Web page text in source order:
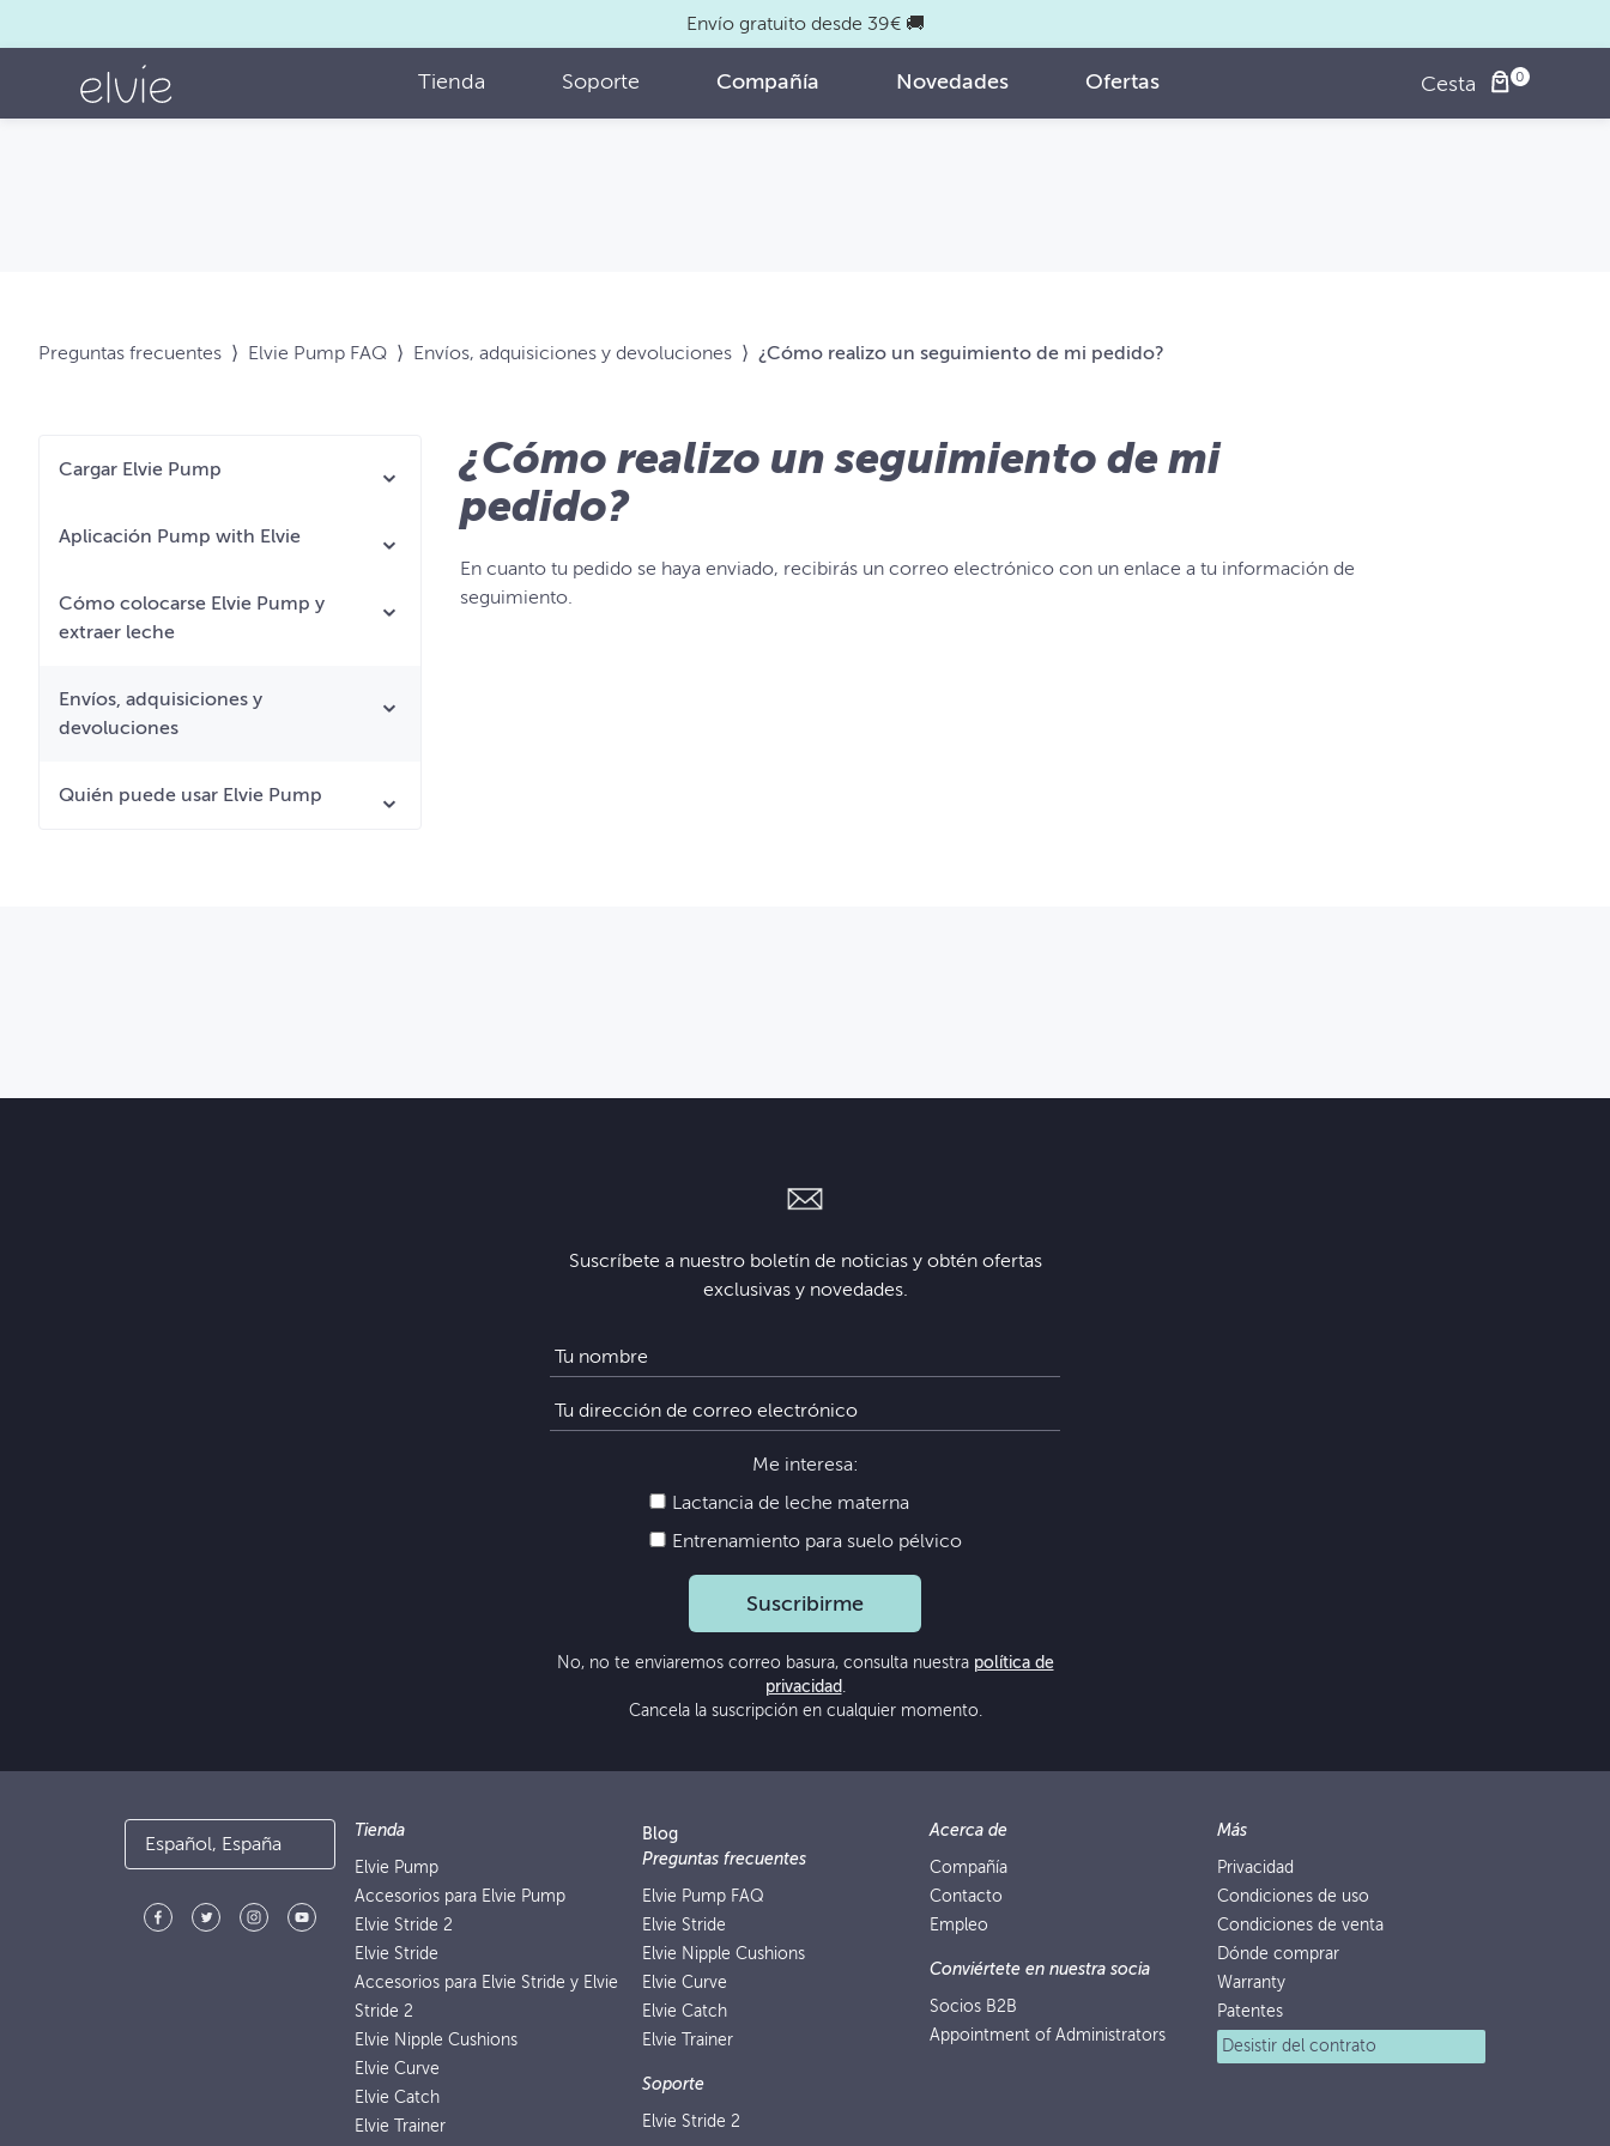
Envío gratuito desde 39€ 🚚
Tienda Soporte Compañía Novedades Ofertas Cesta
Preguntas frecuentes ⟩ Elvie Pump FAQ ⟩ Envíos, adquisiciones y devoluciones ⟩ ¿Cómo realizo un seguimiento de mi pedido?
Cargar Elvie Pump
Aplicación Pump with Elvie
Cómo colocarse Elvie Pump y
extraer leche
Envíos, adquisiciones y
devoluciones
Quién puede usar Elvie Pump
¿Cómo realizo un seguimiento de mi
pedido?
En cuanto tu pedido se haya enviado, recibirás un correo electrónico con un enlace a tu información de
seguimiento.
Suscríbete a nuestro boletín de noticias y obtén ofertas
exclusivas y novedades.
Me interesa:
Lactancia de leche materna
Entrenamiento para suelo pélvico
Suscribirme
No, no te enviaremos correo basura, consulta nuestra política de
privacidad .
Cancela la suscripción en cualquier momento.
Español, España
Tienda
Elvie Pump
Accesorios para Elvie Pump
Elvie Stride 2
Elvie Stride
Accesorios para Elvie Stride y Elvie
Stride 2
Elvie Nipple Cushions
Elvie Curve
Elvie Catch
Elvie Trainer
Blog
Preguntas frecuentes
Elvie Pump FAQ
Elvie Stride
Elvie Nipple Cushions
Elvie Curve
Elvie Catch
Elvie Trainer
Soporte
Elvie Stride 2
Acerca de
Compañía
Contacto
Empleo
Conviértete en nuestra socia
Socios B2B
Appointment of Administrators
Más
Privacidad
Condiciones de uso
Condiciones de venta
Dónde comprar
Warranty
Patentes
Desistir del contrato